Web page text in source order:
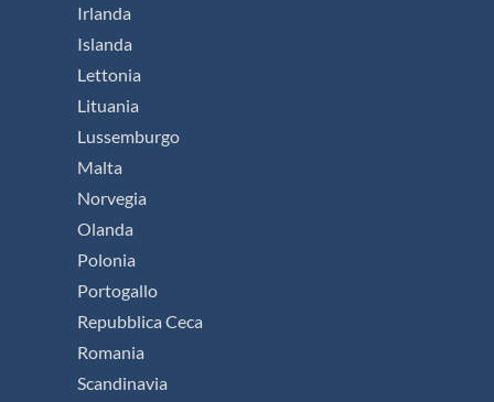
Irlanda
Islanda
Lettonia
Lituania
Lussemburgo
Malta
Norvegia
Olanda
Polonia
Portogallo
Repubblica Ceca
Romania
Scandinavia